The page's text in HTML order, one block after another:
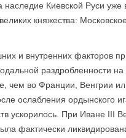
наследие Киевской Руси уже
княжества:
и внутренних факторов
раздробленности на
чем во Франции, Венгрии
ослабления ордынского
ускорилось. При Иване III
фактически